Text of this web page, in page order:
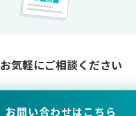
お気軽にご相談ください
お問い合わせはこちら